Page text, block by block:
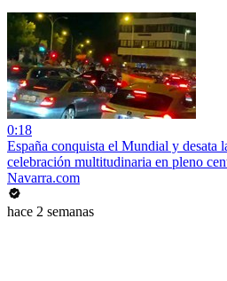
0:18
España conquista el Mundial y desata
celebración multitudinaria en pleno
Navarra.com
hace 2 semanas